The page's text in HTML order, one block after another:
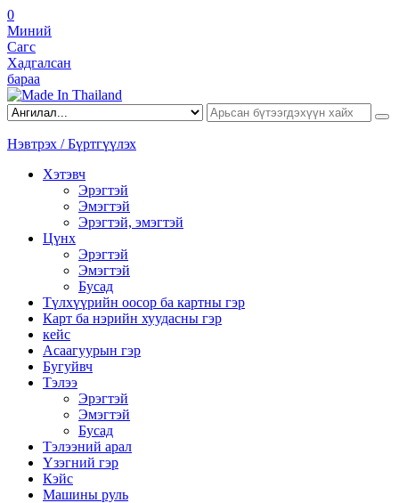
0
Миний
Сагс
Хадгалсан
бараа
Нэвтрэх / Бүртгүүлэх
Хэтэвч
Эрэгтэй
Эмэгтэй
Эрэгтэй, эмэгтэй
Цүнх
Эрэгтэй
Эмэгтэй
Бусад
Түлхүүрийн оосор ба картны гэр
Карт ба нэрийн хуудасны гэр
кейс
Асаагуурын гэр
Бугуйвч
Тэлээ
Эрэгтэй
Эмэгтэй
Бусад
Тэлээний арал
Үзэгний гэр
Кэйс
Машины руль